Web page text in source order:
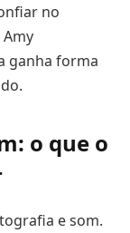
no
ganha forma
o que o
e som.